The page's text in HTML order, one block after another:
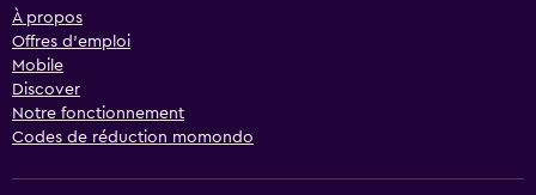
À propos
Offres d’emploi
Mobile
Discover
Notre fonctionnement
Codes de réduction momondo